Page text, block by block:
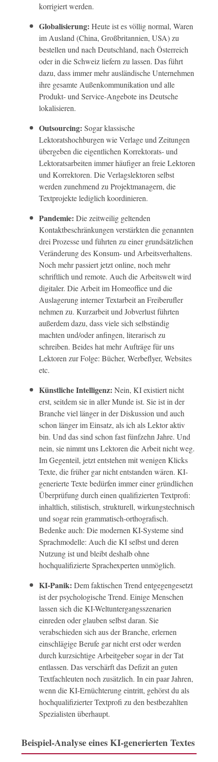
korrigiert werden.
Globalisierung: Heute ist es völlig normal, Waren
im Ausland (China, Großbritannien, USA) zu
bestellen und nach Deutschland, nach Österreich
oder in die Schweiz liefern zu lassen. Das führt
dazu, dass immer mehr ausländische Unternehmen
ihre gesamte Außenkommunikation und alle
Produkt- und Service-Angebote ins Deutsche
lokalisieren.
Outsourcing: Sogar klassische
Lektoratshochburgen wie Verlage und Zeitungen
übergeben die eigentlichen Korrektorats- und
Lektoratsarbeiten immer häufiger an freie Lektoren
und Korrektoren. Die Verlagslektoren selbst
werden zunehmend zu Projektmanagern, die
Textprojekte lediglich koordinieren.
Pandemie: Die zeitweilig geltenden
Kontaktbeschränkungen verstärkten die genannten
drei Prozesse und führten zu einer grundsätzlichen
Veränderung des Konsum- und Arbeitsverhaltens.
Noch mehr passiert jetzt online, noch mehr
schriftlich und remote. Auch die Arbeitswelt wird
digitaler. Die Arbeit im Homeoffice und die
Auslagerung interner Textarbeit an Freiberufler
nehmen zu. Kurzarbeit und Jobverlust führten
außerdem dazu, dass viele sich selbständig
machten und/oder anfingen, literarisch zu
schreiben. Beides hat mehr Aufträge für uns
Lektoren zur Folge: Bücher, Werbeflyer, Websites
etc.
Künstliche Intelligenz: Nein, KI existiert nicht
erst, seitdem sie in aller Munde ist. Sie ist in der
Branche viel länger in der Diskussion und auch
schon länger im Einsatz, als ich als Lektor aktiv
bin. Und das sind schon fast fünfzehn Jahre. Und
nein, sie nimmt uns Lektoren die Arbeit nicht weg.
Im Gegenteil, jetzt entstehen mit wenigen Klicks
Texte, die früher gar nicht entstanden wären. KI-
generierte Texte bedürfen immer einer gründlichen
Überprüfung durch einen qualifizierten Textprofi:
inhaltlich, stilistisch, strukturell, wirkungstechnisch
und sogar rein grammatisch-orthografisch.
Bedenke auch: Die modernen KI-Systeme sind
Sprachmodelle: Auch die KI selbst und deren
Nutzung ist und bleibt deshalb ohne
hochqualifizierte Sprachexperten unmöglich.
KI-Panik: Dem faktischen Trend entgegengesetzt
ist der psychologische Trend. Einige Menschen
lassen sich die KI-Weltuntergangsszenarien
einreden oder glauben selbst daran. Sie
verabschieden sich aus der Branche, erlernen
einschlägige Berufe gar nicht erst oder werden
durch kurzsichtige Arbeitgeber sogar in der Tat
entlassen. Das verschärft das Defizit an guten
Textfachleuten noch zusätzlich. In ein paar Jahren,
wenn die KI-Ernüchterung eintritt, gehörst du als
hochqualifizierter Textprofi zu den bestbezahlten
Spezialisten überhaupt.
Beispiel-Analyse eines KI-generierten Textes